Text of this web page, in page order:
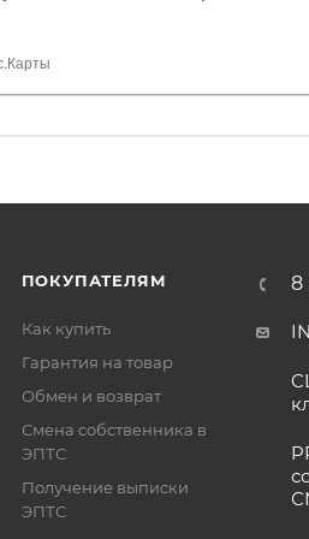
всегда на связи, очень
ПОКУПАТЕЛЯМ
Как купить
Гарантия на товар
Обмен и возврат
Смена собственника в
ЭПТС
Получение выписки
ЭПТС
8